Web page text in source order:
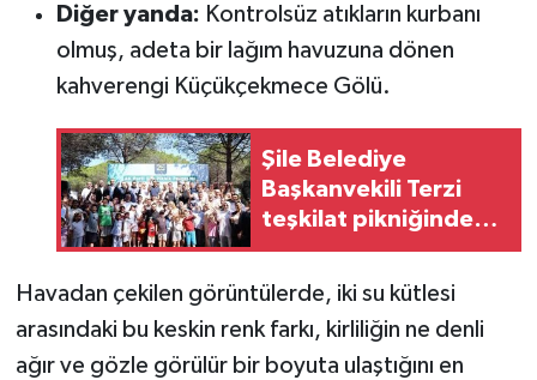
Diğer yanda: Kontrolsüz atıkların kurbanı
olmuş, adeta bir lağım havuzuna dönen
kahverengi Küçükçekmece Gölü.
Şile Belediye
Başkanvekili Terzi
teşkilat pikniğinde
AK Partililerle bir
araya geldi
Havadan çekilen görüntülerde, iki su kütlesi
arasındaki bu keskin renk farkı, kirliliğin ne denli
ağır ve gözle görülür bir boyuta ulaştığını en